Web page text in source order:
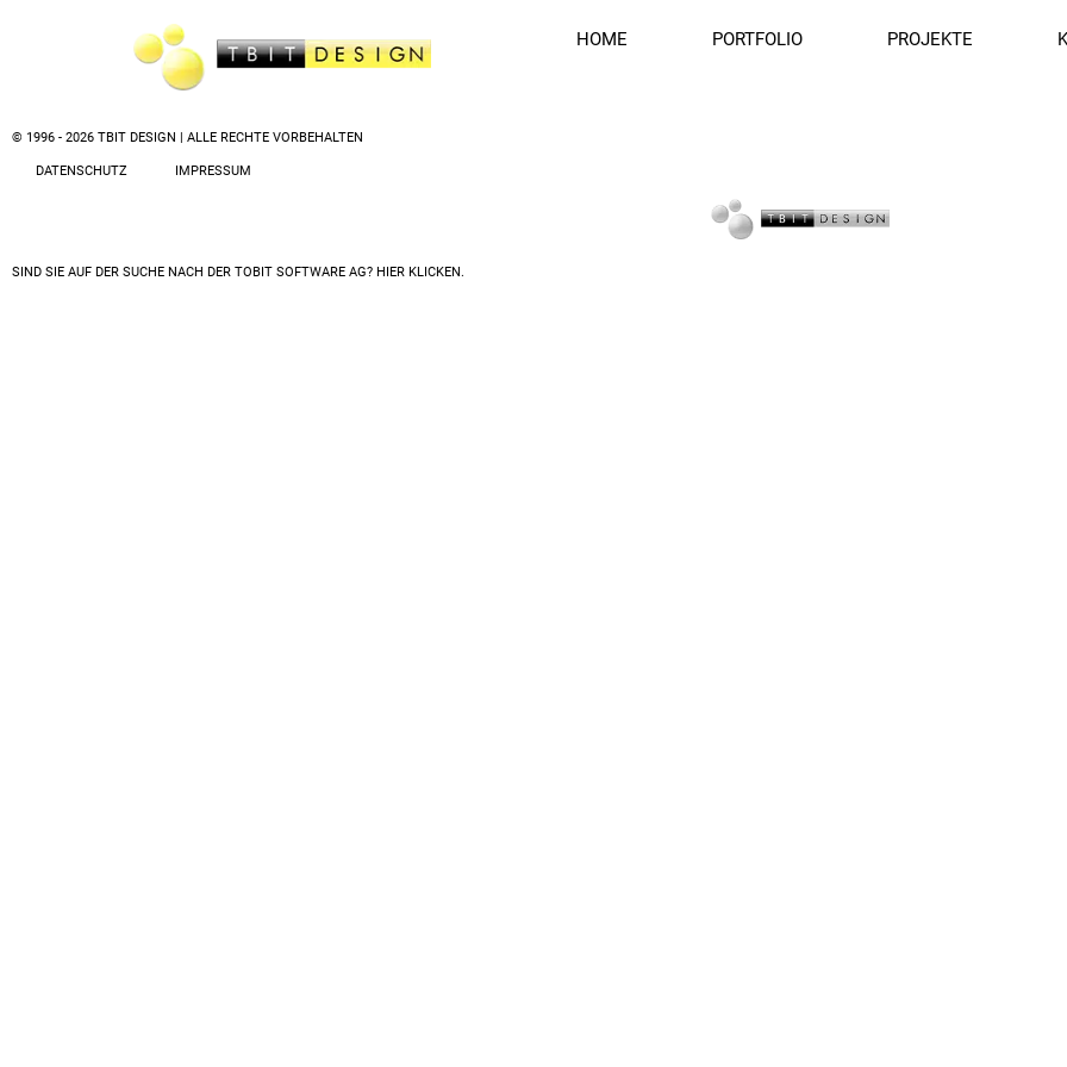
HOME PORTFOLIO PROJEKTE
© 1996 - 2026 TBIT DESIGN | ALLE RECHTE VORBEHALTEN
DATENSCHUTZ IMPRESSUM
SIND SIE AUF DER SUCHE NACH DER TOBIT SOFTWARE AG? HIER KLICKEN.